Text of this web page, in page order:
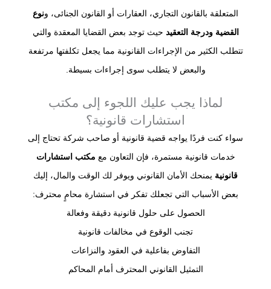
المتعلقة بالقانون التجاري، العقارات أو القانون الجنائى، ونوع
القضية ودرجة التعقيد حيث توجد بعض القضايا المعقدة والتي
تتطلب الكثير من الإجراءات القانونية مما يجعل تكلفتها مرتفعة
والبعض لا يتطلب سوى إجراءات بسيطة.
لماذا يجب عليك اللجوء إلى مكتب
استشارات قانونية؟
سواء كنت فردًا يواجه قضية قانونية أو صاحب شركة تحتاج إلى
خدمات قانونية مستمرة، فإن التعاون مع مكتب استشارات
قانونية يمنحك الأمان القانوني ويوفر لك الوقت والمال، إليك
بعض الأسباب التي تجعلك تفكر في استشارة محامٍ محترف:
الحصول على حلول قانونية دقيقة وفعالة
تجنب الوقوع في مخالفات قانونية
التفاوض بفاعلية في العقود والنزاعات
التمثيل القانوني المحترف أمام المحاكم